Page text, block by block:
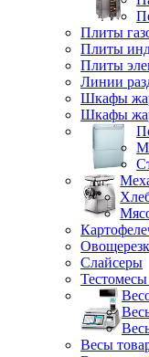
Плиты
Плиты
Плиты
Линии
Шкафы
Шкафы
Слайсеры
Весы